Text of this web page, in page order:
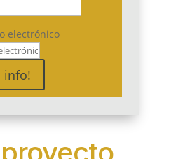
electrónico
info!